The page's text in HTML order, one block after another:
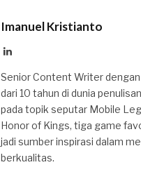
Imanuel Kristianto
LinkedIn
Senior Content Writer
dari 10 tahun di dunia
pada topik seputar Mobile
Honor of Kings, tiga game
jadi sumber inspirasi dalam
berkualitas.